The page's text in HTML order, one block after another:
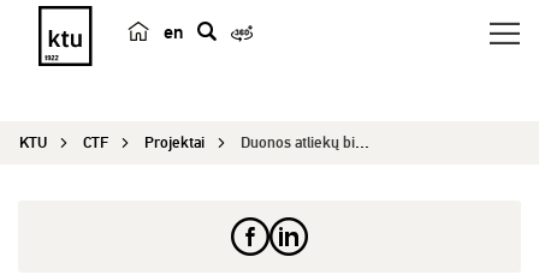
en
e
KTU CTF Projektai Duonos atliekų biokonversija į gliukozės fruktoz...